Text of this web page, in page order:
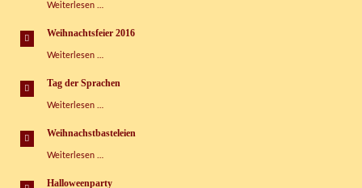
Weiterlesen …
Kispi
Weihnachtsfeier 2016
Weiterlesen …
Tag der Sprachen
Weiterlesen …
Sprachen
Weihnachstbasteleien
Weiterlesen …
Halloweenparty